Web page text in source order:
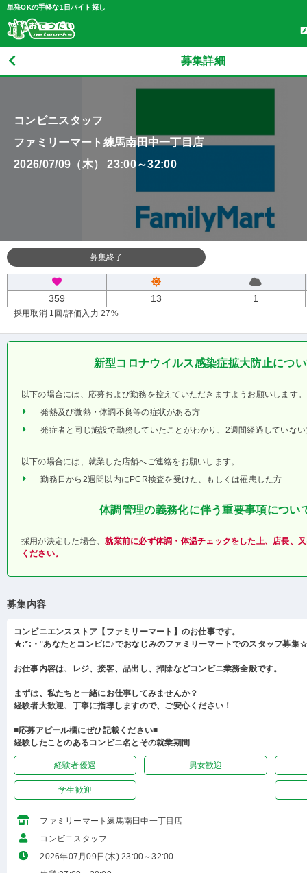
単発OKの手軽な1日バイト探し
募集詳細
コンビニスタッフ
ファミリーマート練馬南田中一丁目店
2026/07/09（木） 23:00～32:00
募集終了
359 13 1
採用取消 1回 /評価入力 27%
新型コロナウイルス感染症拡大防止につ
以下の場合には、応募および勤務を控えていただきますようお願いします。
発熱及び微熱・体調不良等の症状がある方
発症者と同じ施設で勤務していたことがわかり、2週間経過していな
以下の場合には、就業した店舗へご連絡をお願いします。
勤務日から2週間以内にPCR検査を受けた、もしくは罹患した方
体調管理の義務化に伴う重要事項につい
採用が決定した場合、就業前に必ず体調・体温チェックをした上、店長、
ください。
募集内容
コンビニエンスストア【ファミリーマート】のお仕事です。
★:*:・°あなたとコンビに♪でおなじみのファミリーマートでのスタッフ募集
お仕事内容は、レジ、接客、品出し、掃除などコンビニ業務全般です。
まずは、私たちと一緒にお仕事してみませんか？
経験者大歓迎、丁寧に指導しますので、ご安心ください！
■応募アピール欄にぜひ記載ください■
経験したことのあるコンビニ名とその就業期間
経験者優遇 男女歓迎
学生歓迎
ファミリーマート練馬南田中一丁目店
コンビニスタッフ
2026年07月09日(木) 23:00～32:00